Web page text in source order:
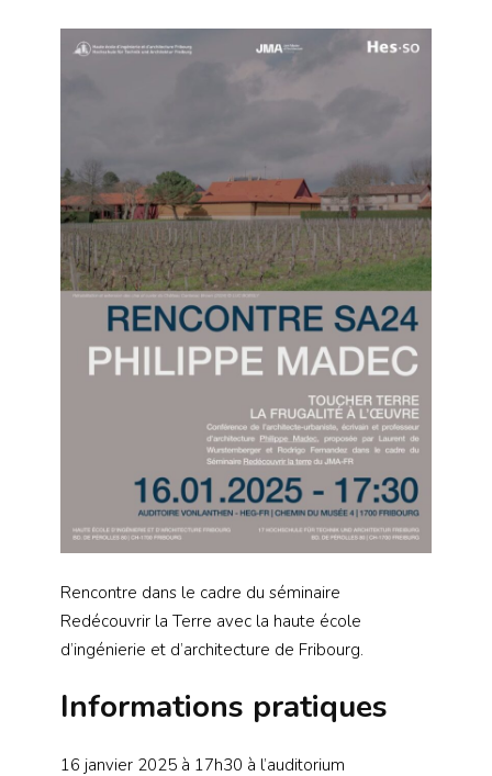
Rencontre dans le cadre du séminaire
Redécouvrir la Terre avec la haute école
d’ingénierie et d’architecture de Fribourg.
Informations pratiques
16 janvier 2025 à 17h30 à l’auditorium